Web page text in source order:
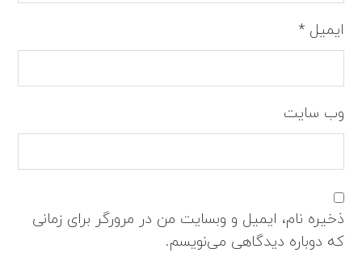
ایمیل*
وب‌ سایت
ذخیره نام، ایمیل و وبسایت من در مرورگر برای زمانی
که دوباره دیدگاهی می‌نویسم.